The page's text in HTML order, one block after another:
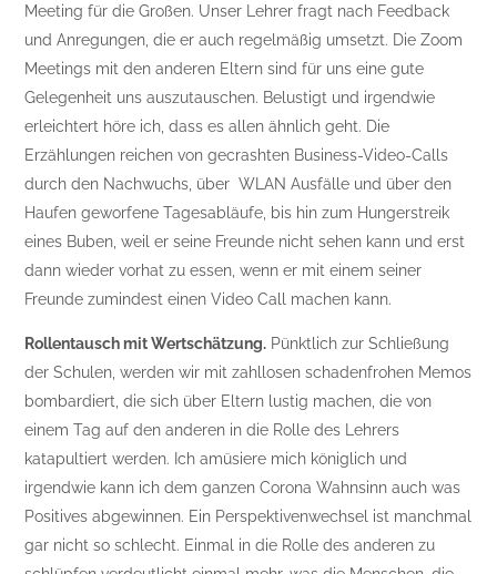
Meeting für die Großen. Unser Lehrer fragt nach Feedback
und Anregungen, die er auch regelmäßig umsetzt. Die Zoom
Meetings mit den anderen Eltern sind für uns eine gute
Gelegenheit uns auszutauschen. Belustigt und irgendwie
erleichtert höre ich, dass es allen ähnlich geht. Die
Erzählungen reichen von gecrashten Business-Video-Calls
durch den Nachwuchs, über WLAN Ausfälle und über den
Haufen geworfene Tagesabläufe, bis hin zum Hungerstreik
eines Buben, weil er seine Freunde nicht sehen kann und erst
dann wieder vorhat zu essen, wenn er mit einem seiner
Freunde zumindest einen Video Call machen kann.
Rollentausch mit Wertschätzung. Pünktlich zur Schließung
der Schulen, werden wir mit zahllosen schadenfrohen Memos
bombardiert, die sich über Eltern lustig machen, die von
einem Tag auf den anderen in die Rolle des Lehrers
katapultiert werden. Ich amüsiere mich königlich und
irgendwie kann ich dem ganzen Corona Wahnsinn auch was
Positives abgewinnen. Ein Perspektivenwechsel ist manchmal
gar nicht so schlecht. Einmal in die Rolle des anderen zu